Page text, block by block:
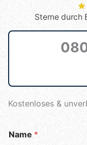
Sterne durch
Kostenloses &
Name *